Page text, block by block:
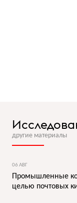
другие материалы
06 АВГ
Промышленные
целью почтовых